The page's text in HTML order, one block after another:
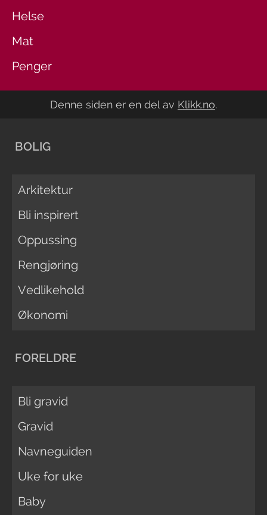
Helse
Mat
Penger
Denne siden er en del av Klikk.no.
BOLIG
Arkitektur
Bli inspirert
Oppussing
Rengjøring
Vedlikehold
Økonomi
FORELDRE
Bli gravid
Gravid
Navneguiden
Uke for uke
Baby